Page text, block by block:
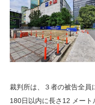
裁判所は、３者の被告全員
180日以内に長さ12 メー